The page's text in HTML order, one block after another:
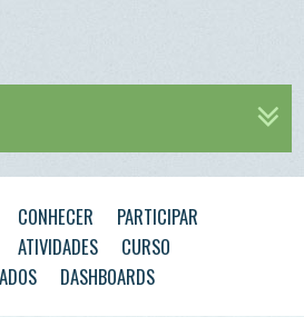
ATIVIDADES
CURSO
DASHBOARDS